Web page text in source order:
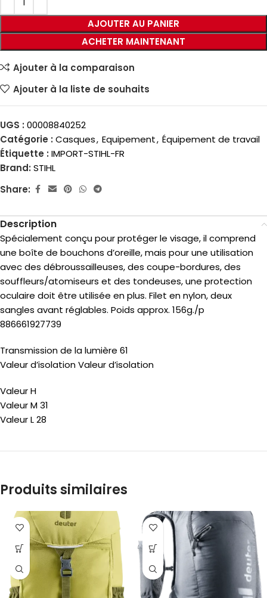
AJOUTER AU PANIER
ACHETER MAINTENANT
Ajouter à la comparaison
Ajouter à la liste de souhaits
UGS : 00008840252
Catégorie : Casques, Equipement, Équipement de travail
Étiquette : IMPORT-STIHL-FR
Brand: STIHL
Share:
Description
Spécialement conçu pour protéger le visage, il comprend
une boîte de bouchons d’oreille, mais pour une utilisation
avec des débroussailleuses, des coupe-bordures, des
souffleurs/atomiseurs et des tondeuses, une protection
oculaire doit être utilisée en plus. Filet en nylon, deux
sangles avant réglables. Poids approx. 156g./p
886661927739
Transmission de la lumière 61
Valeur d’isolation Valeur d’isolation
Valeur H
Valeur M 31
Valeur L 28
Produits similaires